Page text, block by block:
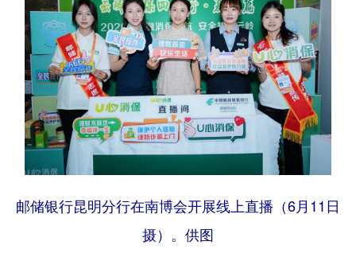
经济 服务 云南故事
云南青年说 趣看文物
邮储银行昆明分行在南博会开展线上直播（6月11日
摄）。供图